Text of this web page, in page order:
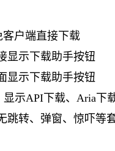
户端直接下载
显示下载助手按钮
显示下载助手按钮
示API下载、Aria下
跳转、弹窗、惊吓等